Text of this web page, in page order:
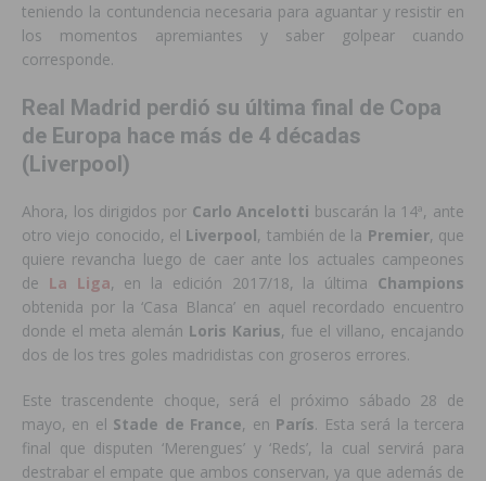
teniendo la contundencia necesaria para aguantar y resistir en
los momentos apremiantes y saber golpear cuando
corresponde.
Real Madrid perdió su última final de Copa
de Europa hace más de 4 décadas
(Liverpool)
Ahora, los dirigidos por Carlo Ancelotti buscarán la 14ª, ante
otro viejo conocido, el Liverpool, también de la Premier, que
quiere revancha luego de caer ante los actuales campeones
de La Liga, en la edición 2017/18, la última Champions
obtenida por la ‘Casa Blanca’ en aquel recordado encuentro
donde el meta alemán Loris Karius, fue el villano, encajando
dos de los tres goles madridistas con groseros errores.
Este trascendente choque, será el próximo sábado 28 de
mayo, en el Stade de France, en París. Esta será la tercera
final que disputen ‘Merengues’ y ‘Reds’, la cual servirá para
destrabar el empate que ambos conservan, ya que además de